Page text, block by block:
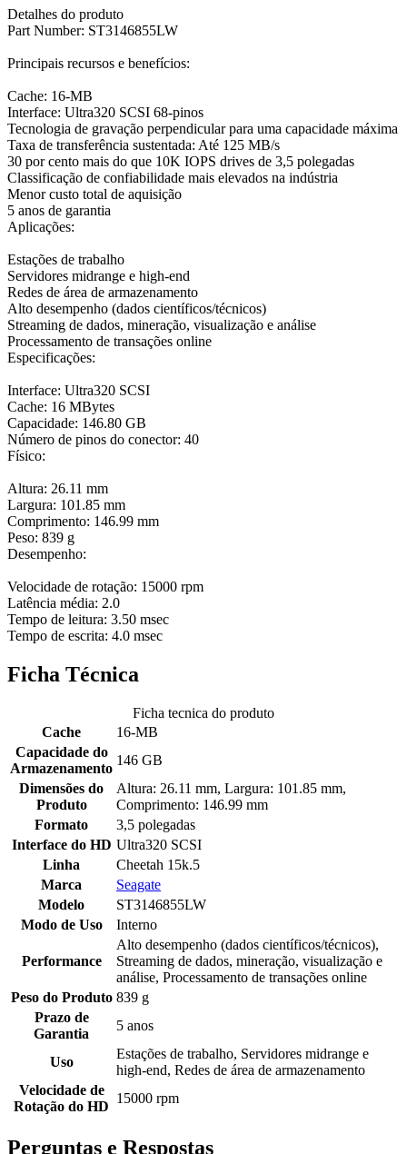
Detalhes do produto
Part Number: ST3146855LW
Principais recursos e benefícios:
Cache: 16-MB
Interface: Ultra320 SCSI 68-pinos
Tecnologia de gravação perpendicular para uma capacidade máxima
Taxa de transferência sustentada: Até 125 MB/s
30 por cento mais do que 10K IOPS drives de 3,5 polegadas
Classificação de confiabilidade mais elevados na indústria
Menor custo total de aquisição
5 anos de garantia
Aplicações:
Estações de trabalho
Servidores midrange e high-end
Redes de área de armazenamento
Alto desempenho (dados científicos/técnicos)
Streaming de dados, mineração, visualização e análise
Processamento de transações online
Especificações:
Interface: Ultra320 SCSI
Cache: 16 MBytes
Capacidade: 146.80 GB
Número de pinos do conector: 40
Físico:
Altura: 26.11 mm
Largura: 101.85 mm
Comprimento: 146.99 mm
Peso: 839 g
Desempenho:
Velocidade de rotação: 15000 rpm
Latência média: 2.0
Tempo de leitura: 3.50 msec
Tempo de escrita: 4.0 msec
Ficha Técnica
Ficha tecnica do produto
Cache
16-MB
Capacidade do
Armazenamento
146 GB
Dimensões do
Produto
Altura: 26.11 mm, Largura: 101.85 mm,
Comprimento: 146.99 mm
Formato
3,5 polegadas
Interface do HD Ultra320 SCSI
Linha
Cheetah 15k.5
Marca
Seagate
Modelo
ST3146855LW
Modo de Uso
Interno
Performance
Alto desempenho (dados científicos/técnicos),
Streaming de dados, mineração, visualização e
análise, Processamento de transações online
Peso do Produto 839 g
Prazo de
Garantia
5 anos
Uso
Estações de trabalho, Servidores midrange e
high-end, Redes de área de armazenamento
Velocidade de
Rotação do HD
15000 rpm
Perguntas e Respostas